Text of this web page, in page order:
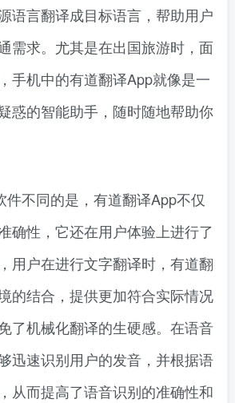
语言翻译成目标语言，帮助用户
需求。尤其是在出国旅游时，面
手机中的有道翻译App就像是一
惑的智能助手，随时随地帮助你
件不同的是，有道翻译App不仅
确性，它还在用户体验上进行了
用户在进行文字翻译时，有道翻
的结合，提供更加符合实际情况
了机械化翻译的生硬感。在语音
迅速识别用户的发音，并根据语
从而提高了语音识别的准确性和